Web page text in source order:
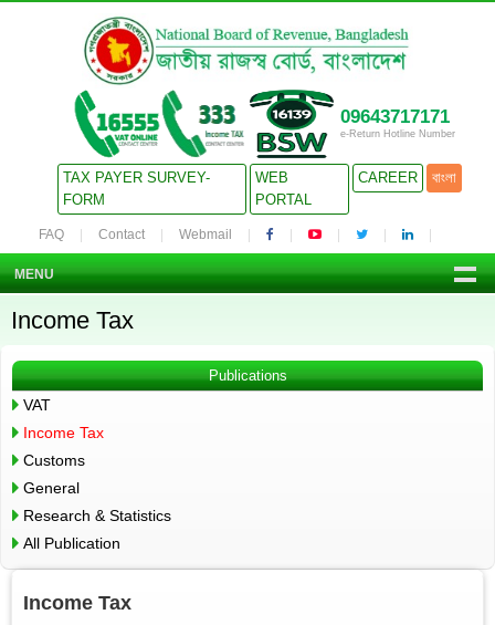
09643717171
e-Return Hotline Number
TAX PAYER SURVEY-
FORM
WEB
PORTAL
CAREER বাংলা
FAQ Contact Webmail
MENU
Income Tax
Publications
VAT
Income Tax
Customs
General
Research & Statistics
All Publication
Income Tax